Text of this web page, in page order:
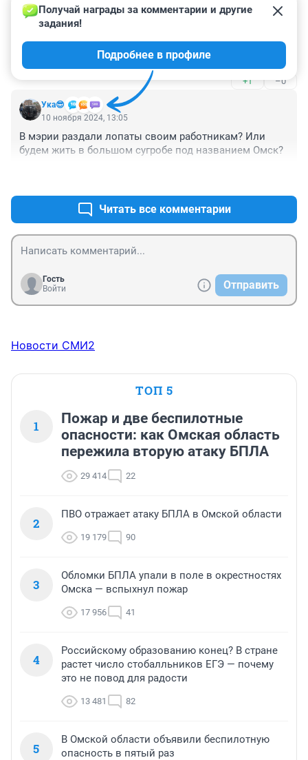
Гость
10 ноября 2024, 14:22
Пусть уже снег не растает.
+1 –0
Ука😎
Получай награды за комментарии и другие
задания!
Подробнее в профиле
10 ноября 2024, 13:05
В мэрии раздали лопаты своим работникам? Или
будем жить в большом сугробе под названием Омск?
Читать все комментарии
Гость
Войти
Отправить
Новости СМИ2
ТОП 5
1
Пожар и две беспилотные
опасности: как Омская область
пережила вторую атаку БПЛА
29 414 22
2
ПВО отражает атаку БПЛА в Омской области
19 179 90
3
Обломки БПЛА упали в поле в окрестностях
Омска — вспыхнул пожар
17 956 41
4
Российскому образованию конец? В стране
растет число стобалльников ЕГЭ — почему
это не повод для радости
13 481 82
5
В Омской области объявили беспилотную
опасность в пятый раз